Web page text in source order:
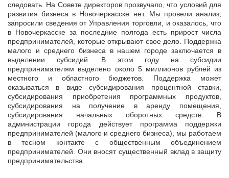
следовать. На Совете директоров прозвучало, что условий для
развития бизнеса в Новочеркасске нет. Мы провели анализ,
запросили сведения от Управления торговли, и оказалось, что
в Новочеркасске за последние полгода есть прирост числа
предпринимателей, которые открывают свое дело. Поддержка
малого и среднего бизнеса в нашем городе заключается в
выделении субсидий. В этом году на субсидии
предпринимателям выделено около 5 миллионов рублей из
местного и областного бюджетов. Поддержка может
оказываться в виде субсидирования процентной ставки,
субсидирования приобретения программных продуктов,
субсидирования на получение в аренду помещения,
субсидирования начальных оборотных средств. В
администрации города действует программа поддержки
предпринимателей (малого и среднего бизнеса), мы работаем
в тесном контакте с общественным объединением
предпринимателей. Они вносят существенный вклад в защиту
предпринимательства.